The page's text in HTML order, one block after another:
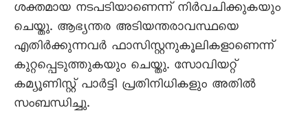
ശക്തമായ നടപടിയാണെന്ന് നിർവചിക്കുകയും
ചെയ്തു. ആഭ്യന്തര അടിയന്തരാവസ്ഥയെ
എതിർക്കുന്നവർ ഫാസിസ്റ്റനുകൂലികളാണെന്ന്
കുറ്റപ്പെടുത്തുകയും ചെയ്തു. സോവിയറ്റ്
കമ്യൂണിസ്റ്റ് പാർട്ടി പ്രതിനിധികളും അതിൽ
സംബന്ധിച്ചു.